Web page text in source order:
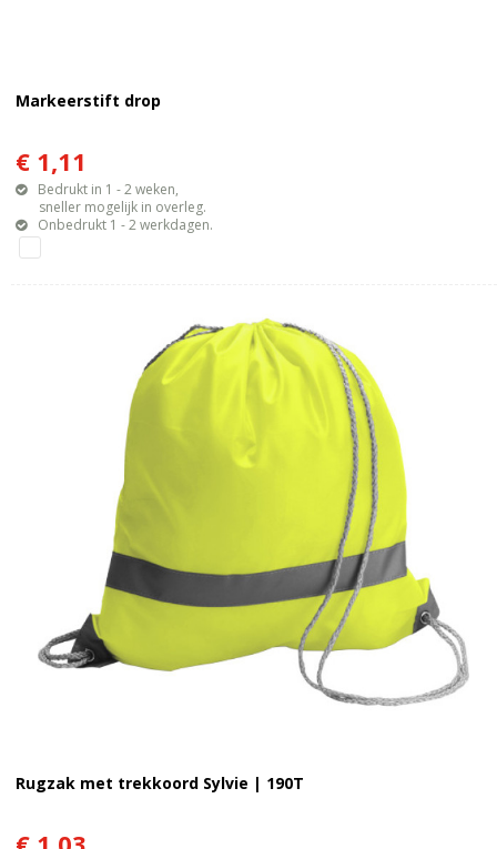
Markeerstift drop
€ 1,11
Bedrukt in 1 - 2 weken,
sneller mogelijk in overleg.
Onbedrukt 1 - 2 werkdagen.
Rugzak met trekkoord Sylvie | 190T